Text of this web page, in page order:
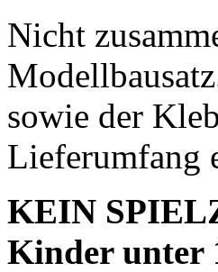
Nicht
sowie der
Lieferumfang
KEIN
Kinder unter